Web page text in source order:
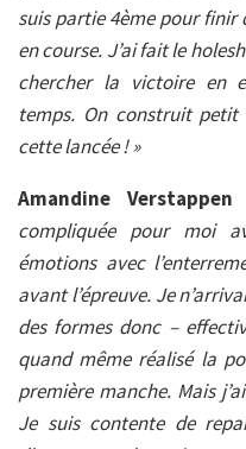
suis partie 4ème pour finir
en course. J’ai fait le
chercher la victoire en
temps. On construit
cette lancée ! »
Amandine
compliquée pour moi
émotions avec
avant l’épreuve. Je
des formes donc –
quand même réalisé la
première manche. Mais
Je suis contente de